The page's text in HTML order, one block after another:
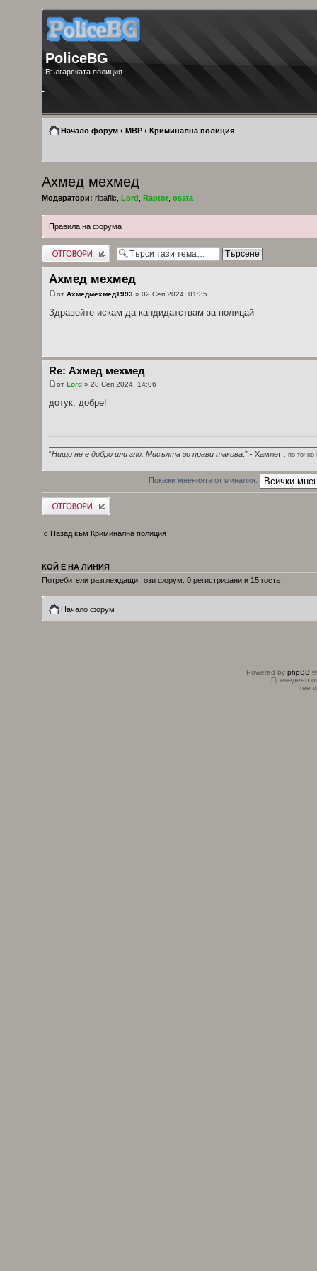
PoliceBG
Българската полиция
Начало форум ‹ МВР ‹ Криминална полиция
Ахмед мехмед
Модератори: ribaflic Lord Raptor osata
Правила на форума
Добави отговор
Ахмед мехмед
от Ахмедмехмед1993 » 02 Сеп 2024, 01:35
Здравейте искам да кандидатствам за полицай
Re: Ахмед мехмед
от Lord » 28 Сеп 2024, 14:06
дотук, добре!
“Нищо не е добро или зло. Мисълта го прави такова .” - Хамлет , по
Покажи мненията от миналия:
Добави отговор
Назад към Криминална полиция
КОЙ Е НА ЛИНИЯ
Потребители разглеждащи този форум: 0 регистрирани и 15 госта
Начало форум
Powered by phpBB
Преведено
free